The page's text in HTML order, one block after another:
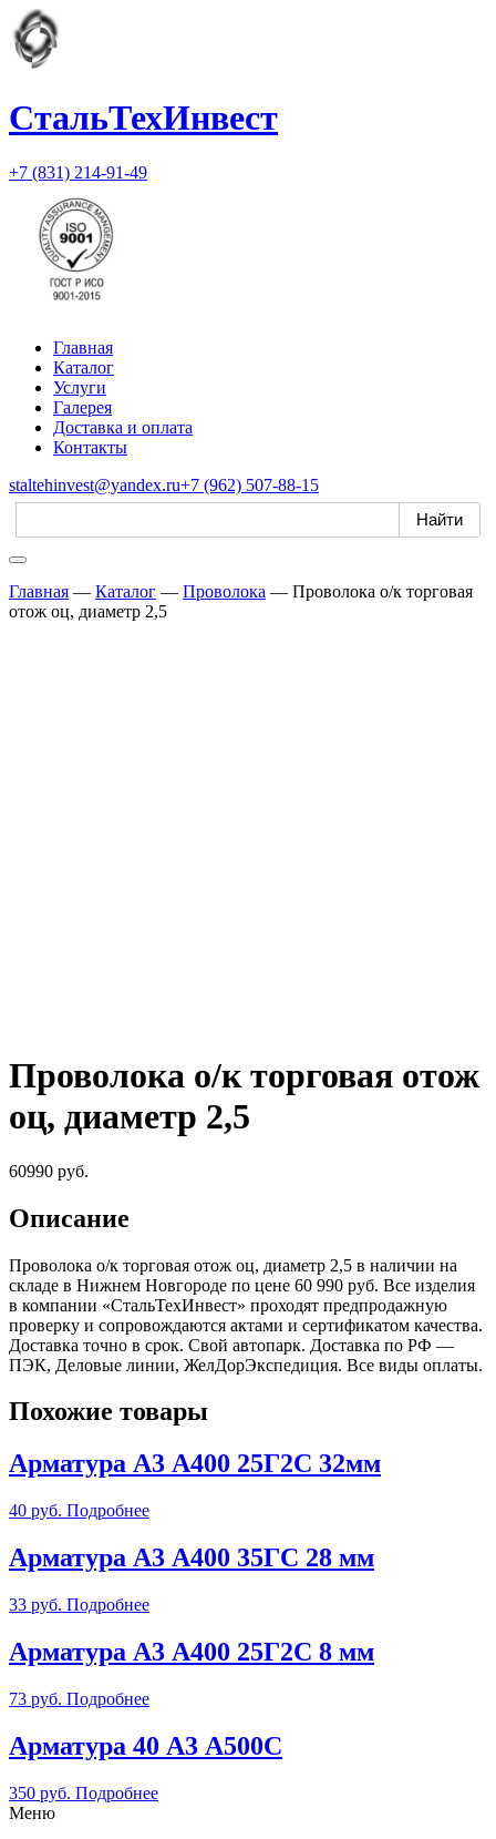
СтальТехИнвест
+7 (831) 214-91-49
Главная
Каталог
Услуги
Галерея
Доставка и оплата
Контакты
staltehinvest@yandex.ru+7 (962) 507-88-15
Главная — Каталог — Проволока — Проволока о/к торговая
отож оц, диаметр 2,5
Проволока о/к торговая отож
оц, диаметр 2,5
60990 руб.
Описание
Проволока о/к торговая отож оц, диаметр 2,5 в наличии на
складе в Нижнем Новгороде по цене 60 990 руб. Все изделия
в компании «СтальТехИнвест» проходят предпродажную
проверку и сопровождаются актами и сертификатом качества.
Доставка точно в срок. Свой автопарк. Доставка по РФ —
ПЭК, Деловые линии, ЖелДорЭкспедиция. Все виды оплаты.
Похожие товары
Арматура А3 А400 25Г2С 32мм
40 руб. Подробнее
Арматура А3 А400 35ГС 28 мм
33 руб. Подробнее
Арматура А3 А400 25Г2С 8 мм
73 руб. Подробнее
Арматура 40 А3 А500С
350 руб. Подробнее
Меню